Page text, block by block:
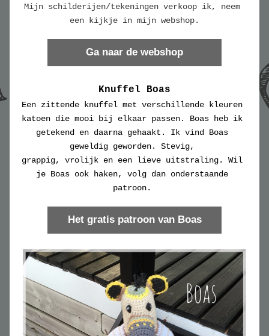
Mijn schilderijen/tekeningen verkoop ik, neem
een kijkje in mijn webshop.
Ga naar de webshop
Knuffel Boas
Een zittende knuffel met verschillende kleuren
katoen die mooi bij elkaar passen. Boas heb ik
getekend en daarna gehaakt. Ik vind Boas
geweldig geworden. Stevig,
grappig, vrolijk en een lieve uitstraling. Wil
je Boas ook haken, volg dan onderstaande
patroon.
Het gratis patroon van Boas